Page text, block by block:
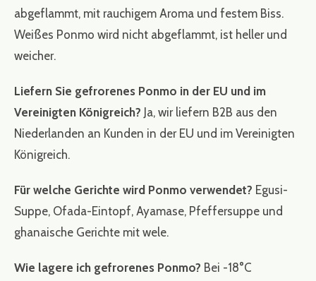
abgeflammt, mit rauchigem Aroma und festem Biss.
Weißes Ponmo wird nicht abgeflammt, ist heller und
weicher.
Liefern Sie gefrorenes Ponmo in der EU und im
Vereinigten Königreich? Ja, wir liefern B2B aus den
Niederlanden an Kunden in der EU und im Vereinigten
Königreich.
Für welche Gerichte wird Ponmo verwendet? Egusi-
Suppe, Ofada-Eintopf, Ayamase, Pfeffersuppe und
ghanaische Gerichte mit wele.
Wie lagere ich gefrorenes Ponmo? Bei -18°C